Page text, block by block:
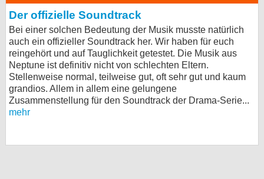
Der offizielle Soundtrack
Bei einer solchen Bedeutung der Musik musste natürlich
auch ein offizieller Soundtrack her. Wir haben für euch
reingehört und auf Tauglichkeit getestet. Die Musik aus
Neptune ist definitiv nicht von schlechten Eltern.
Stellenweise normal, teilweise gut, oft sehr gut und kaum
grandios. Allem in allem eine gelungene
Zusammenstellung für den Soundtrack der Drama-Serie...
mehr